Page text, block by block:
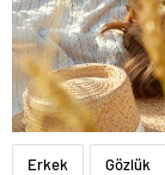
Erkek Gözlük